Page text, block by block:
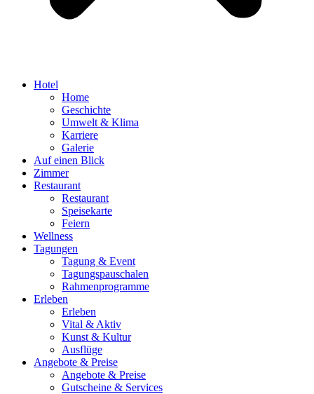
Hotel
Home
Geschichte
Umwelt & Klima
Karriere
Galerie
Auf einen Blick
Zimmer
Restaurant
Restaurant
Speisekarte
Feiern
Wellness
Tagungen
Tagung & Event
Tagungspauschalen
Rahmenprogramme
Erleben
Erleben
Vital & Aktiv
Kunst & Kultur
Ausflüge
Angebote & Preise
Angebote & Preise
Gutscheine & Services